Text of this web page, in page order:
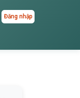
Đăng nhập